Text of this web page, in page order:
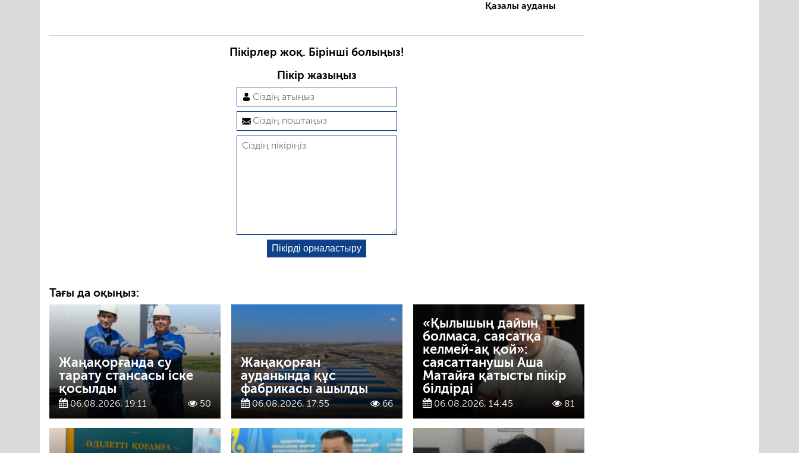
Қазалы ауданы
Пікірлер жоқ. Бірінші болыңыз!
Пікір жазыңыз
Тағы да оқыңыз:
Жаңақорғанда су
тарату стансасы іске
қосылды
06.08.2026, 19:11 50
Жаңақорған
ауданында құс
фабрикасы ашылды
06.08.2026, 17:55 66
«Қылышың дайын
болмаса, саясатқа
келмей-ақ қой»:
саясаттанушы Аша
Матайға қатысты пікір
білдірді
06.08.2026, 14:45 81